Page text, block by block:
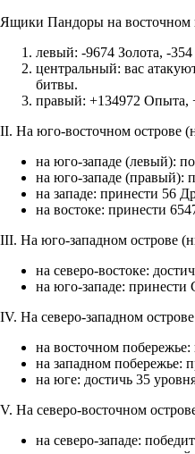
Ящики Пандоры на восточном
левый: -9674 Золота, -
центральный: вас
битвы.
правый: +134972 Опыта,
II. На юго-восточном острове
на юго-западе (левый):
на юго-западе (правый):
на западе: принести 56
на востоке: принести
III. На юго-западном острове
на северо-востоке:
на юго-западе:
IV. На северо-западном
на восточном
на западном побережье:
на юге: достичь 35
V. На северо-восточном
на северо-западе: